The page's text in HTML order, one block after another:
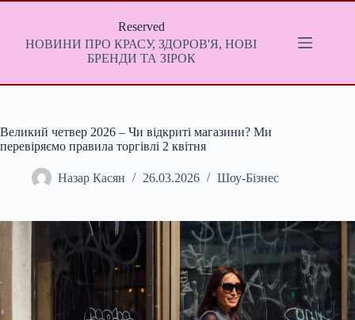
Перейти
Reserved
НОВИНИ ПРО КРАСУ, ЗДОРОВ'Я, НОВІ
БРЕНДИ ТА ЗІРОК
Великий четвер 2026 – Чи відкриті магазини? Ми
перевіряємо правила торгівлі 2 квітня
Назар Касян 26.03.2026 Шоу-Бізнес